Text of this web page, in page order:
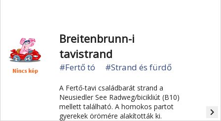
Breitenbrunn-i
tavistrand
#Fertő tó #Strand és fürdő
A Fertő-tavi családbarát strand a
Neusiedler See Radweg/bicikliút (B10)
mellett található. A homokos partot
gyerekek örömére alakították ki.
navigate_next